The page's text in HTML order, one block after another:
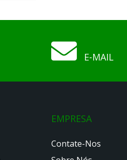
E-MAIL
EMPRESA
Contate-Nos